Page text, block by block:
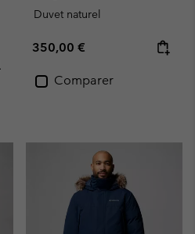
Duvet naturel
Regular price:
350,00 €
Comparer